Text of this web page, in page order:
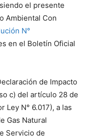
el presente
Ambiental Con
N°
en el Boletín Oficial
de Impacto
c) del artículo 28 de
Ley N° 6.017), a las
Gas Natural
Servicio de